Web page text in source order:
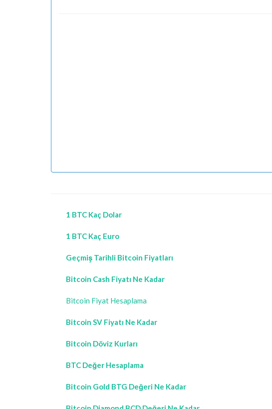
1 BTC Kaç Dolar
1 BTC Kaç Euro
Geçmiş Tarihli Bitcoin Fiyatları
Bitcoin Cash Fiyatı Ne Kadar
Bitcoin Fiyat Hesaplama
Bitcoin SV Fiyatı Ne Kadar
Bitcoin Döviz Kurları
BTC Değer Hesaplama
Bitcoin Gold BTG Değeri Ne Kadar